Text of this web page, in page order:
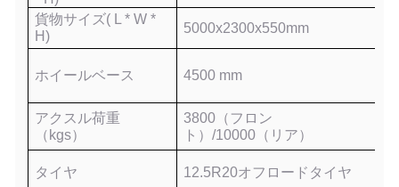
貨物サイズ( L * W *
H)
5000x2300x550mm
ホイールベース 4500 mm
アクスル荷重
（kgs）
3800（フロン
ト）/10000（リア）
タイヤ 12.5R20オフロードタイヤ